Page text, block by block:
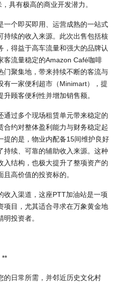
具有极高的商业开发潜力。
一个即买即用、运营成熟的一站式
持续的收入来源。此次出售包括核
，得益于高车流量和强大的品牌认
客流量稳定的Amazon Café咖啡
门聚集地，带来持续不断的客流与
有一家便利超市（Minimart），提
顾客便利性并增加销售额。
通过多个现场租赁单元带来稳定的
合约对整体盈利能力与财务稳定起
提的是，物业内配备15间维护良好
持续、可靠的辅助收入来源。这种
入结构，也极大提升了整项资产的
高价值的投资标的。
收入渠道，这座PTT加油站是一项
项目，尤其适合寻求在万象黄金地
投资者。
**
的日常所需，并邻近历史文化村